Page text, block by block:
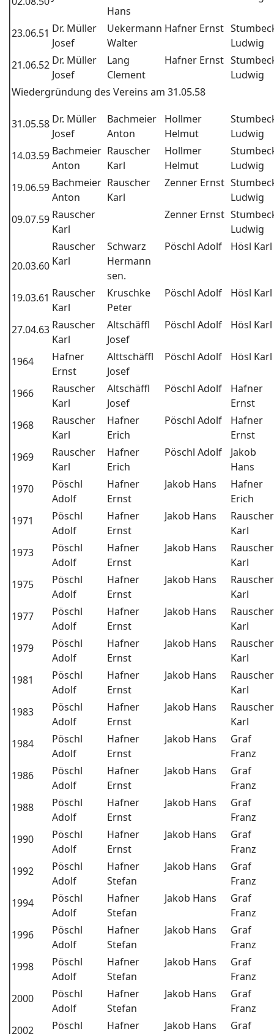
Hans
23.06.51 Dr. Müller
Josef
Uekermann
Walter
Hafner Ernst
Ludwig
21.06.52 Dr. Müller
Josef
Lang
Clement
Hafner Ernst
Ludwig
Wiedergründung des Vereins am 31.05.58
31.05.58 Dr. Müller
Josef
Bachmeier
Anton
Hollmer
Helmut
Ludwig
14.03.59 Bachmeier
Anton
Rauscher
Karl
Hollmer
Helmut
Ludwig
19.06.59 Bachmeier
Anton
Rauscher
Karl
Zenner Ernst
Ludwig
09.07.59 Rauscher
Karl
Zenner Ernst
Ludwig
20.03.60
Rauscher
Karl
Schwarz
Hermann
sen.
Pöschl Adolf Hösl Karl
19.03.61 Rauscher
Karl
Kruschke
Peter
Pöschl Adolf Hösl Karl
27.04.63 Rauscher
Karl
Altschäffl
Josef
Pöschl Adolf Hösl Karl
1964
Hafner
Ernst
Alttschäffl
Josef
Pöschl Adolf Hösl Karl
1966
Rauscher
Karl
Altschäffl
Josef
Pöschl Adolf
Hafner
Ernst
1968
Rauscher
Karl
Hafner
Erich
Pöschl Adolf
Hafner
Ernst
1969
Rauscher
Karl
Hafner
Erich
Pöschl Adolf
Jakob
Hans
1970
Pöschl
Adolf
Hafner
Ernst
Jakob Hans
Hafner
Erich
1971
Pöschl
Adolf
Hafner
Ernst
Jakob Hans
Rauscher
Karl
1973
Pöschl
Adolf
Hafner
Ernst
Jakob Hans
Rauscher
Karl
1975
Pöschl
Adolf
Hafner
Ernst
Jakob Hans
Rauscher
Karl
1977
Pöschl
Adolf
Hafner
Ernst
Jakob Hans
Rauscher
Karl
1979
Pöschl
Adolf
Hafner
Ernst
Jakob Hans
Rauscher
Karl
1981
Pöschl
Adolf
Hafner
Ernst
Jakob Hans
Rauscher
Karl
1983
Pöschl
Adolf
Hafner
Ernst
Jakob Hans
Rauscher
Karl
1984
Pöschl
Adolf
Hafner
Ernst
Jakob Hans
Graf
Franz
1986
Pöschl
Adolf
Hafner
Ernst
Jakob Hans
Graf
Franz
1988
Pöschl
Adolf
Hafner
Ernst
Jakob Hans
Graf
Franz
1990
Pöschl
Adolf
Hafner
Ernst
Jakob Hans
Graf
Franz
1992
Pöschl
Adolf
Hafner
Stefan
Jakob Hans
Graf
Franz
1994
Pöschl
Adolf
Hafner
Stefan
Jakob Hans
Graf
Franz
1996
Pöschl
Adolf
Hafner
Stefan
Jakob Hans
Graf
Franz
1998
Pöschl
Adolf
Hafner
Stefan
Jakob Hans
Graf
Franz
2000
Pöschl
Adolf
Hafner
Stefan
Jakob Hans
Graf
Franz
2002
Pöschl
Hafner
Jakob Hans
Graf